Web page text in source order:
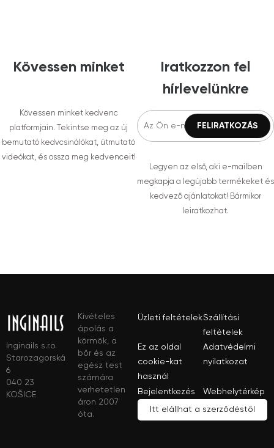
Kövessen minket
Kövessen minket kedvenc
platformjain. Tekintse meg az új
bemutató kedvcsinálókat, útmutató
videókat, és ossza meg kedvenceit!
Iratkozzon fel
hírlevelünkre
Legyen az első, aki e-mailben
megkapja a legújabb termékeket és
kedvező ajánlatokat! Bármikor
leiratkozhat.
Inginails s.r.o.
Starozagorská
6
040 23
KOŠICE
Kivételes
ápolás a
körmök, a
bőr és az
egész test
számára
verhetetlen
áron 2007
óta.
Üzleti feltételekSzállítási
feltételek
Ez az oldal
cookie-kat
használ
Adatvédelmi
nyilatkozat
Bejelentkezés Webhelytérkép
Itt elállhat a szerződéstől